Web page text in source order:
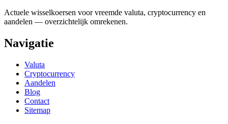
Actuele wisselkoersen voor vreemde valuta, cryptocurrency en
aandelen — overzichtelijk omrekenen.
Navigatie
Valuta
Cryptocurrency
Aandelen
Blog
Contact
Sitemap